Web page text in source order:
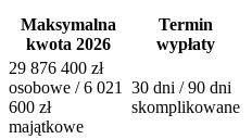
Maksymalna
kwota 2026
Termin
wypłaty
29 876 400 zł
osobowe / 6 021
600 zł
majątkowe
30 dni / 90 dni
skomplikowane